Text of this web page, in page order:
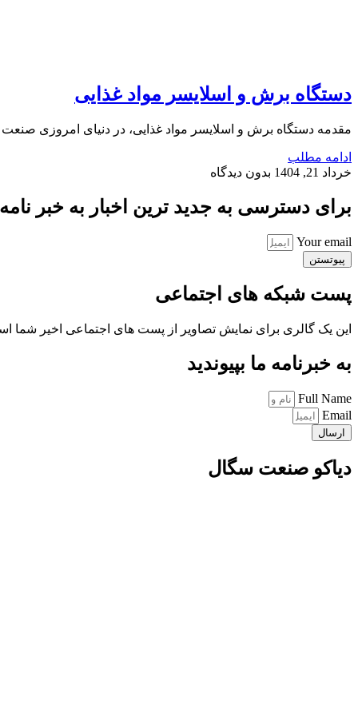
دستگاه برش و اسلایسر مواد غذایی
مقدمه دستگاه برش و اسلایسر مواد غذایی، در دنیای امروزی
ادامه مطلب
خرداد 21, 1404
بدون دیدگاه
برای دسترسی به جدید ترین اخبار به خبر نامه
Your email
پیوتستن
پست شبکه های اجتماعی
این یک گالری برای نمایش تصاویر از پست های اجتماعی اخیر شما
به خبرنامه ما بپیوندید
Full Name
Email
ارسال
دیاکو صنعت سگال